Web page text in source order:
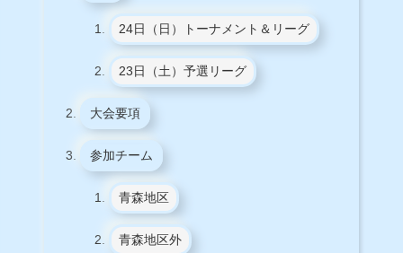
24日（日）トーナメント＆リーグ
23日（土）予選リーグ
大会要項
参加チーム
青森地区
青森地区外